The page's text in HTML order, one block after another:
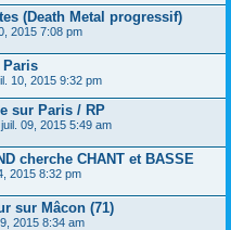
(Death Metal progressif)
2015 7:08 pm
Paris
10, 2015 9:32 pm
sur Paris / RP
09, 2015 5:49 am
cherche CHANT et BASSE
2015 8:32 pm
sur Mâcon (71)
2015 8:34 am